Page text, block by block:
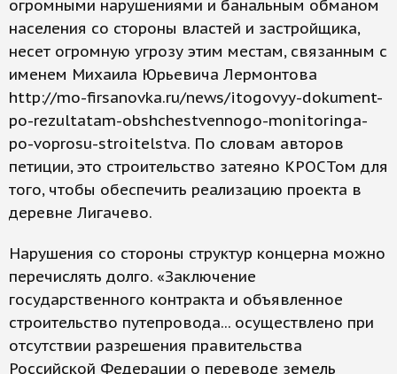
огромными нарушениями и банальным обманом
населения со стороны властей и застройщика,
несет огромную угрозу этим местам, связанным с
именем Михаила Юрьевича Лермонтова
http://mo-firsanovka.ru/news/itogovyy-dokument-
po-rezultatam-obshchestvennogo-monitoringa-
po-voprosu-stroitelstva. По словам авторов
петиции, это строительство затеяно КРОСТом для
того, чтобы обеспечить реализацию проекта в
деревне Лигачево.
Нарушения со стороны структур концерна можно
перечислять долго. «Заключение
государственного контракта и объявленное
строительство путепровода... осуществлено при
отсутствии разрешения правительства
Российской Федерации о переводе земель